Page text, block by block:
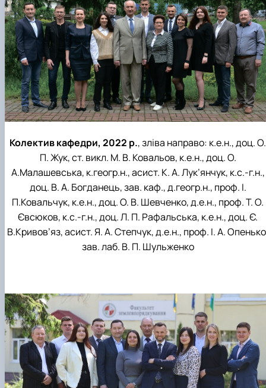
Колектив кафедри, 2022 р., зліва направо: к.е.н., доц. О.
П. Жук, ст. викл. М. В. Ковальов, к.е.н., доц. О.
А.Малашевська, к.геогр.н., асист. К. А. Лук’янчук, к.с.-г.н.,
доц. В. А. Богданець, зав. каф., д.геогр.н., проф. І.
П.Ковальчук, к.е.н., доц. О. В. Шевченко, д.е.н., проф. Т. О.
Євсюков, к.с.-г.н., доц. Л. П. Рафальська, к.е.н., доц. Є.
В.Кривов’яз, асист. Я. А. Степчук, д.е.н., проф. І. А.
зав. лаб. В. П. Шульженко